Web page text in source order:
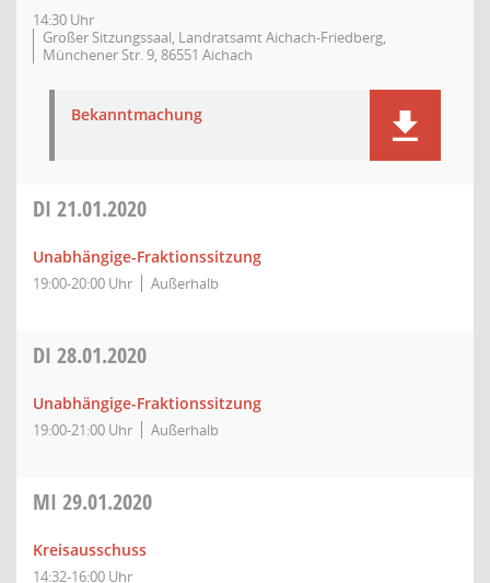
14:30 Uhr
Großer Sitzungssaal, Landratsamt Aichach-Friedberg,
Münchener Str. 9, 86551 Aichach
Bekanntmachung
DI 21.01.2020
Unabhängige-Fraktionssitzung
19:00-20:00 Uhr Außerhalb
DI 28.01.2020
Unabhängige-Fraktionssitzung
19:00-21:00 Uhr Außerhalb
MI 29.01.2020
Kreisausschuss
14:32-16:00 Uhr